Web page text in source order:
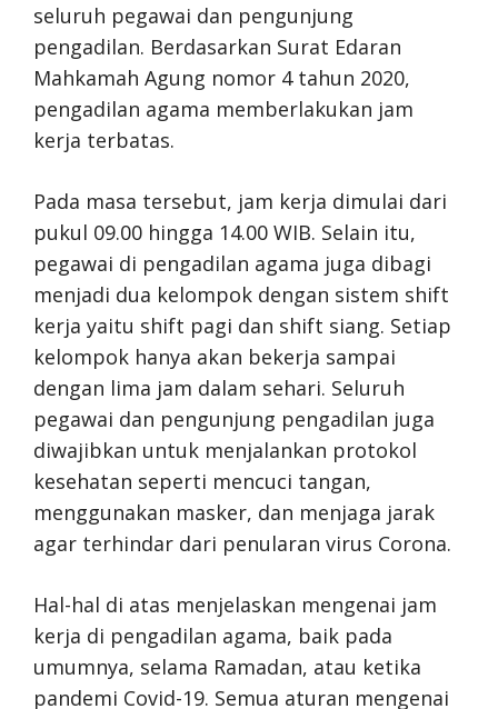
seluruh pegawai dan pengunjung
pengadilan. Berdasarkan Surat Edaran
Mahkamah Agung nomor 4 tahun 2020,
pengadilan agama memberlakukan jam
kerja terbatas.
Pada masa tersebut, jam kerja dimulai dari
pukul 09.00 hingga 14.00 WIB. Selain itu,
pegawai di pengadilan agama juga dibagi
menjadi dua kelompok dengan sistem shift
kerja yaitu shift pagi dan shift siang. Setiap
kelompok hanya akan bekerja sampai
dengan lima jam dalam sehari. Seluruh
pegawai dan pengunjung pengadilan juga
diwajibkan untuk menjalankan protokol
kesehatan seperti mencuci tangan,
menggunakan masker, dan menjaga jarak
agar terhindar dari penularan virus Corona.
Hal-hal di atas menjelaskan mengenai jam
kerja di pengadilan agama, baik pada
umumnya, selama Ramadan, atau ketika
pandemi Covid-19. Semua aturan mengenai